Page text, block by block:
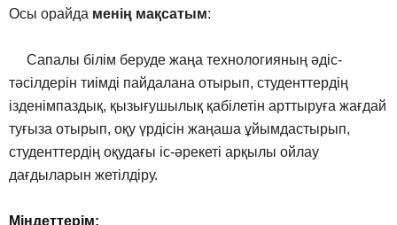
Осы орайда менің мақсатым:
Сапалы білім беруде жаңа технологияның әдіс-
тәсілдерін тиімді пайдалана отырып, студенттердің
ізденімпаздық, қызығушылық қабілетін арттыруға жағдай
туғыза отырып, оқу үрдісін жаңаша ұйымдастырып,
студенттердің оқудағы іс-әрекеті арқылы ойлау
дағдыларын жетілдіру.
Міндеттерім: